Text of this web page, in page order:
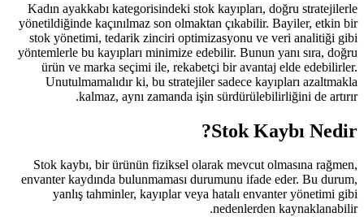
Kadın ayakkabı kategorisindeki
yönetildiğinde kaçınılmaz son
stok yönetimi, tedarik zinciri
yöntemlerle bu kayıpları minimize
ürün ve marka seçimi ile,
Unutulmamalıdır ki, bu
kalmaz, aynı zamanda
Stok kaybı, bir ürünün fiziksel
envanter kaydında bulunmaması
yanlış tahminler, kayıplar